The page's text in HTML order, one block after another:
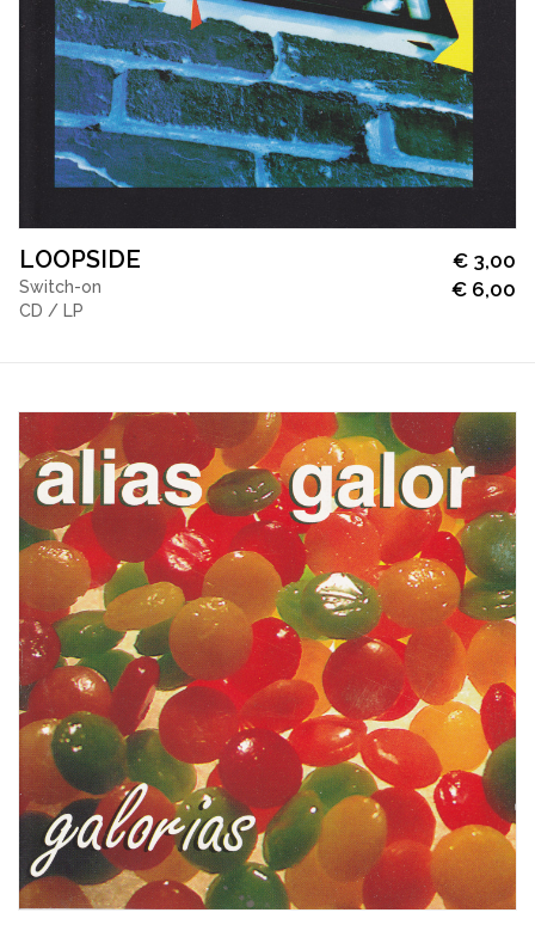
LOOPSIDE
Switch-on
CD / LP
€ 3,00
€ 6,00